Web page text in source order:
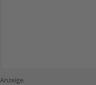
Anzeige